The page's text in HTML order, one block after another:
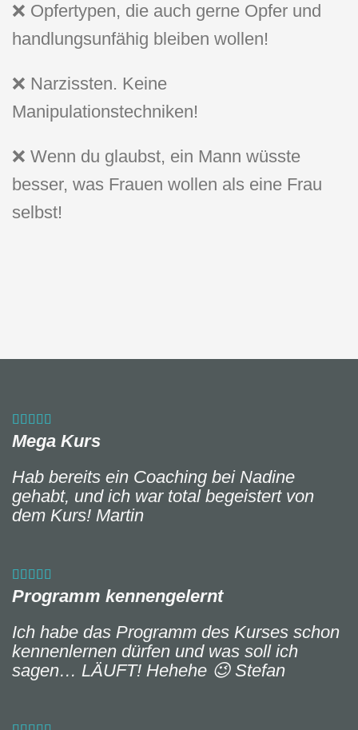
❌ Opfertypen, die auch gerne Opfer und
handlungsunfähig bleiben wollen!
❌ Narzissten. Keine
Manipulationstechniken!
❌ Wenn du glaubst, ein Mann wüsste
besser, was Frauen wollen als eine Frau
selbst!
Mega Kurs
Hab bereits ein Coaching bei Nadine
gehabt, und ich war total begeistert von
dem Kurs! Martin
Programm kennengelernt
Ich habe das Programm des Kurses schon
kennenlernen dürfen und was soll ich
sagen… LÄUFT! Hehehe 😉 Stefan